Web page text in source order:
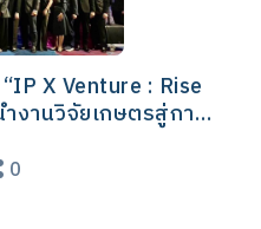
X Venture : Rise
งานวิจัยเกษตรสู่การ
0